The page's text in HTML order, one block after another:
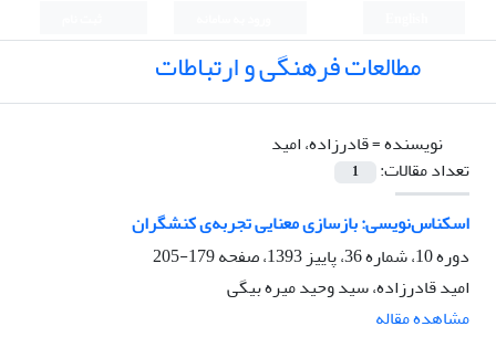
مطالعات فرهنگی و ارتباطات
نویسنده =قادرزاده، امید
تعداد مقالات:
1
اسکناس‌نویسی: بازسازی معنایی تجربه‌ی کنشگران
دوره 10، شماره 36، پاییز 1393، صفحه
179-205
امید قادرزاده، سید وحید میره بیگی
مشاهده مقاله